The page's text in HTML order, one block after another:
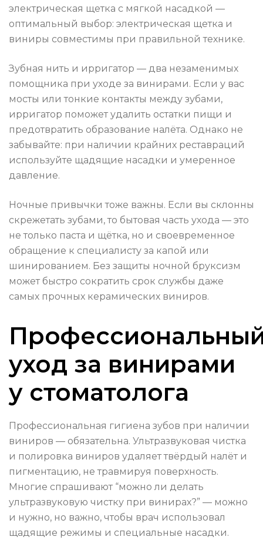
электрическая щетка с мягкой насадкой —
оптимальный выбор: электрическая щетка и
виниры совместимы при правильной технике.
Зубная нить и ирригатор — два незаменимых
помощника при уходе за винирами. Если у вас
мосты или тонкие контакты между зубами,
ирригатор поможет удалить остатки пищи и
предотвратить образование налёта. Однако не
забывайте: при наличии крайних реставраций
используйте щадящие насадки и умеренное
давление.
Ночные привычки тоже важны. Если вы склонны
скрежетать зубами, то бытовая часть ухода — это
не только паста и щётка, но и своевременное
обращение к специалисту за капой или
шинированием. Без защиты ночной бруксизм
может быстро сократить срок службы даже
самых прочных керамических виниров.
уход за винирами
у стоматолога
Профессиональная гигиена зубов при наличии
виниров — обязательна. Ультразвуковая чистка
и полировка виниров удаляет твёрдый налёт и
пигментацию, не травмируя поверхность.
Многие спрашивают “можно ли делать
ультразвуковую чистку при винирах?” — можно
и нужно, но важно, чтобы врач использовал
щадящие режимы и специальные насадки.